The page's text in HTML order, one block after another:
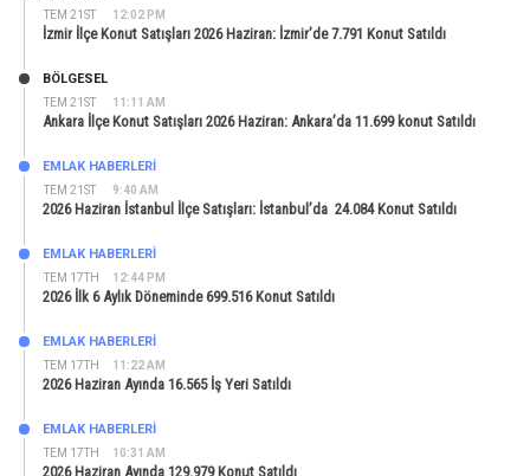
TEM 21ST 12:02 PM
İzmir İlçe Konut Satışları 2026 Haziran: İzmir’de 7.791 Konut Satıldı
TEM 21ST 11:11 AM
BÖLGESEL
Ankara İlçe Konut Satışları 2026 Haziran: Ankara’da 11.699 konut Satıldı
TEM 21ST 9:40 AM
EMLAK HABERLERI
2026 Haziran İstanbul İlçe Satışları: İstanbul’da 24.084 Konut Satıldı
TEM 17TH 12:44 PM
EMLAK HABERLERI
2026 İlk 6 Aylık Döneminde 699.516 Konut Satıldı
TEM 17TH 11:22 AM
EMLAK HABERLERI
2026 Haziran Ayında 16.565 İş Yeri Satıldı
TEM 17TH 10:31 AM
EMLAK HABERLERI
2026 Haziran Ayında 129.979 Konut Satıldı